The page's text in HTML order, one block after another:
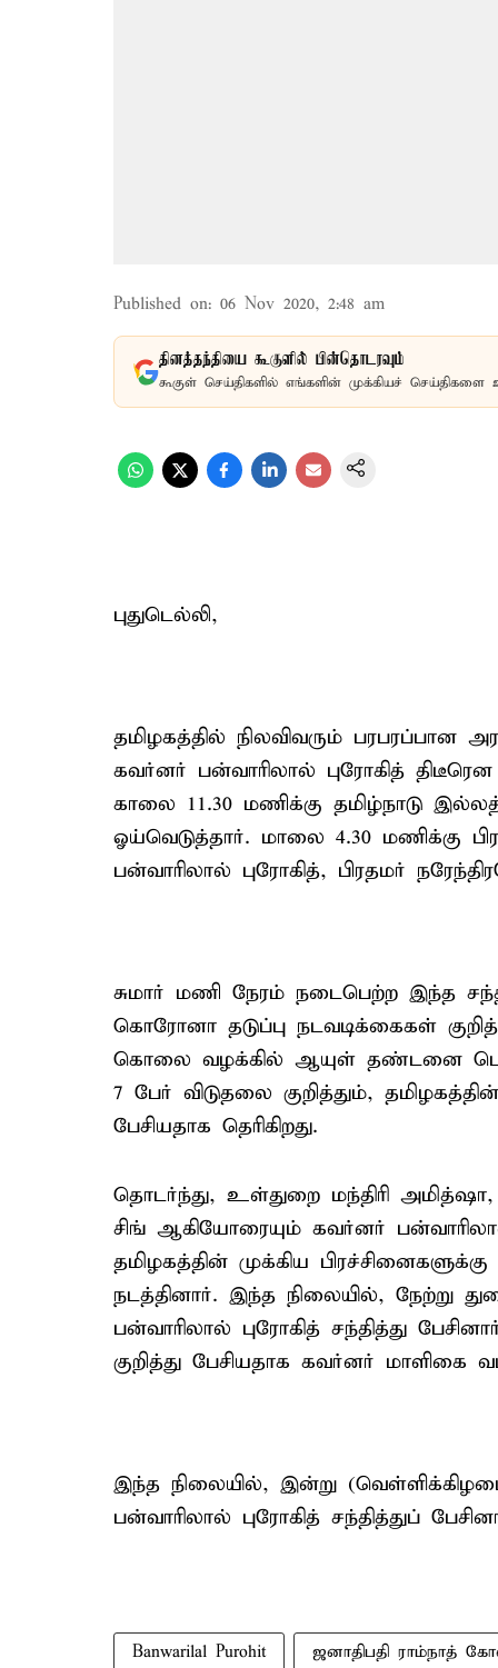
Published on: 06 Nov 2020, 2:48 am
தினத்தந்தியை கூகுளில் பின்தொடரவும்
கூகுள் செய்திகளில் எங்களின் முக்கியச் செய்திகளை
புதுடெல்லி,
தமிழகத்தில் நிலவிவரும் பரபரப்பான
கவர்னர் பன்வாரிலால் புரோகித்
காலை 11.30 மணிக்கு தமிழ்நாடு
ஓய்வெடுத்தார். மாலை 4.30 மணிக்கு
பன்வாரிலால் புரோகித், பிரதமர்
சுமார் மணி நேரம் நடைபெற்ற இந்த
கொரோனா தடுப்பு நடவடிக்கைகள்
கொலை வழக்கில் ஆயுள் தண்டனை
7 பேர் விடுதலை குறித்தும்,
பேசியதாக தெரிகிறது.
தொடர்ந்து, உள்துறை மந்திரி
சிங் ஆகியோரையும் கவர்னர்
தமிழகத்தின் முக்கிய
நடத்தினார். இந்த நிலையில், நேற்று
பன்வாரிலால் புரோகித் சந்தித்து
குறித்து பேசியதாக கவர்னர் மாளிகை
இந்த நிலையில், இன்று
பன்வாரிலால் புரோகித் சந்தித்துப்
Banwarilal Purohit ஜனாதிபதி ராம்நாத்